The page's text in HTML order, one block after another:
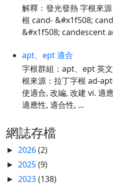
解釋：發光發熱 字根來
根 cand- &#x1f508;
&#x1f508; candescent
apt、ept 適合
字根群組：apt、ept 英
根來源：拉丁字根 ad-
使適合, 改編, 改建 vi.
適應性, 適合性, ...
網誌存檔
► 2026(2)
► 2025(9)
► 2023(138)